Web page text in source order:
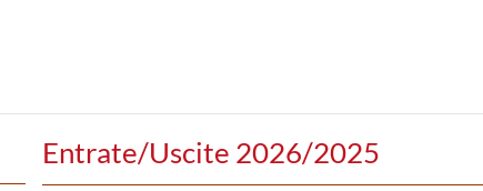
Entrate/Uscite 2026/2025